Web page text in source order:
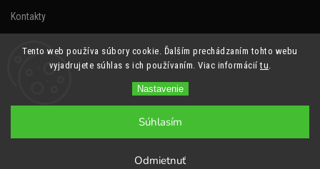
Tento web používa súbory cookie. Ďalším prechádzaním tohto webu
vyjadrujete súhlas s ich používaním. Viac informáciítu.
Nastavenie
Odmietnuť
Súhlasím
Kontakty
Podmienky ochrany osobných údajov
Autorské práva webovej stránky
Ochranná známka